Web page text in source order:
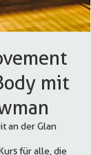
mit
an der Glan
für alle, die